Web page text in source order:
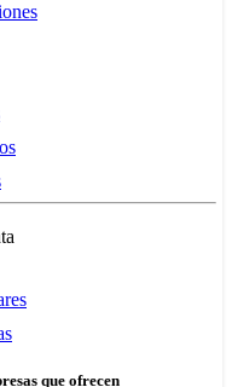
que ofrecen